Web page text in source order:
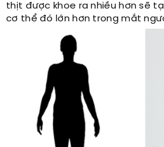
thịt được khoe ra nhiều hơn sẽ
cơ thể đó lớn hơn trong mắt